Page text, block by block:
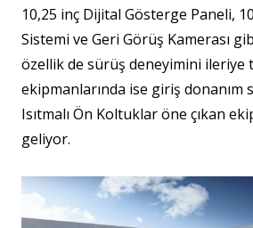
10,25 inç Dijital Gösterge Paneli​,
Sistemi ve Geri Görüş Kamerası
özellik de sürüş deneyimini ileriye
ekipmanlarında ise giriş donanım
Isıtmalı Ön Koltuklar öne çıkan
geliyor.